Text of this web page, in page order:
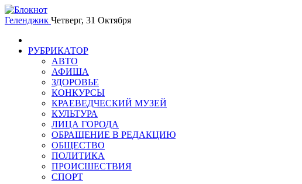
Геленджик Четверг, 31 Октября
РУБРИКАТОР
АВТО
АФИША
ЗДОРОВЬЕ
КОНКУРСЫ
КРАЕВЕДЧЕСКИЙ МУЗЕЙ
КУЛЬТУРА
ЛИЦА ГОРОДА
ОБРАЩЕНИЕ В РЕДАКЦИЮ
ОБЩЕСТВО
ПОЛИТИКА
ПРОИСШЕСТВИЯ
СПОРТ